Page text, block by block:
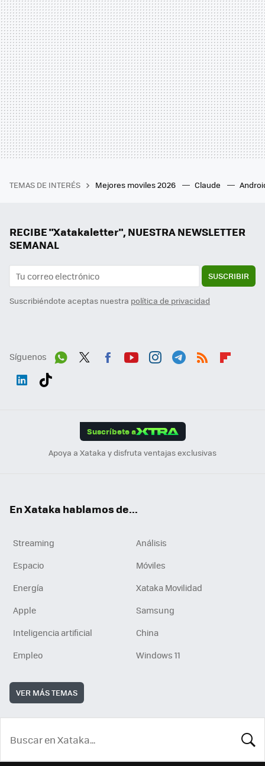
TEMAS DE INTERÉS Mejores moviles 2026 Claude
RECIBE "Xatakaletter", NUESTRA NEWSLETTER
SEMANAL
SUSCRIBIR
Suscribiéndote aceptas nuestra política de privacidad
Síguenos
Suscríbete a
Apoya a Xataka y disfruta ventajas exclusivas
En Xataka hablamos de...
Streaming
Análisis
Espacio
Móviles
Energía
Xataka Movilidad
Apple
Samsung
Inteligencia artificial
China
Empleo
Windows 11
VER MÁS TEMAS